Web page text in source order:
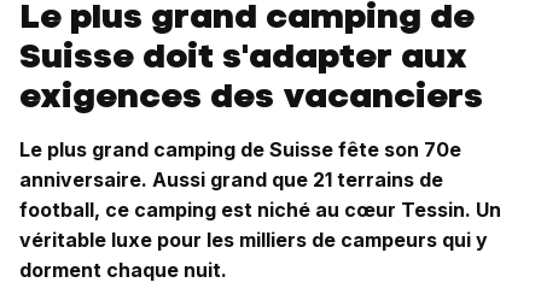
Le plus grand camping de
Suisse doit s'adapter aux
exigences des vacanciers
Le plus grand camping de Suisse fête son 70e
anniversaire. Aussi grand que 21 terrains de
football, ce camping est niché au cœur Tessin. Un
véritable luxe pour les milliers de campeurs qui y
dorment chaque nuit.